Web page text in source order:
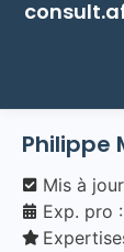
Philippe
Mis à
Exp. pro